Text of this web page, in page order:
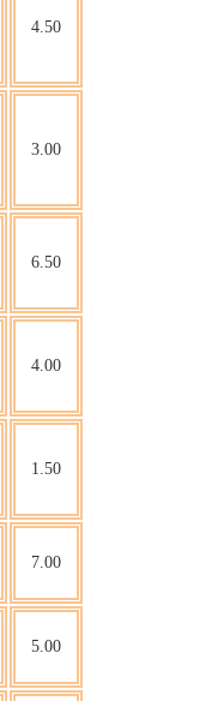
4.50
3.00
6.50
4.00
1.50
7.00
5.00